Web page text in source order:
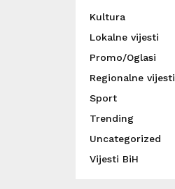
Kultura
Lokalne vijesti
Promo/Oglasi
Regionalne vijesti
Sport
Trending
Uncategorized
Vijesti BiH